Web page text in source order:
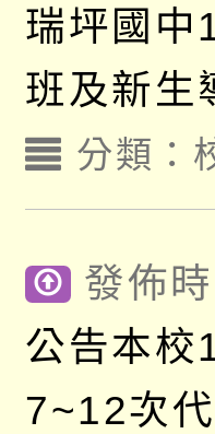
瑞坪國中
班及新生
分類：
發佈
公告本校
7~12次